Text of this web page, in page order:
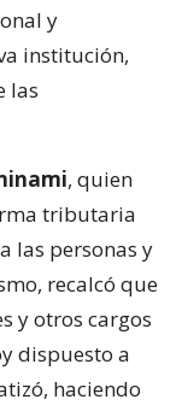
y
institución,
las
, quien
tributaria
las personas y
recalcó que
y otros cargos
dispuesto a
haciendo